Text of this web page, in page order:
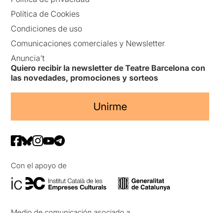
Política de Cookies
Condiciones de uso
Comunicaciones comerciales y Newsletter
Anuncia’t
Quiero recibir la newsletter de Teatre Barcelona con
las novedades, promociones y sorteos
Unirme
Con el apoyo de